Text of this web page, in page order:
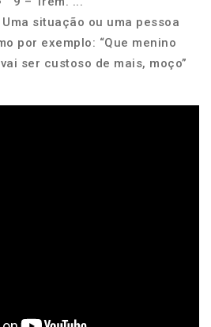
situação ou uma pessoa
por exemplo: “Que menino
ser custoso de mais, moço”